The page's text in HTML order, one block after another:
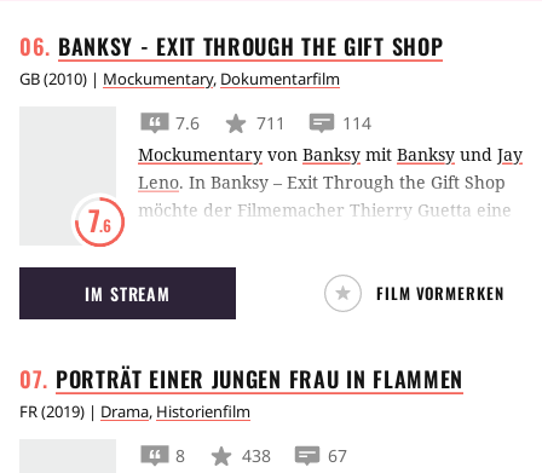
BANKSY - EXIT THROUGH THE GIFT SHOP
GB(2010) | Mockumentary, Dokumentarfilm
7.6
7.6 711
114
Mockumentary von Banksy mit Banksy und Jay
Leno. In Banksy – Exit Through the Gift Shop
möchte der Filmemacher Thierry Guetta eine
Banksy drehen, doch der dreht den Spieß um.
IM STREAM FILM VORMERKEN
PORTRÄT EINER JUNGEN FRAU IN FLAMMEN
FR(2019) | Drama, Historienfilm
8 438
67